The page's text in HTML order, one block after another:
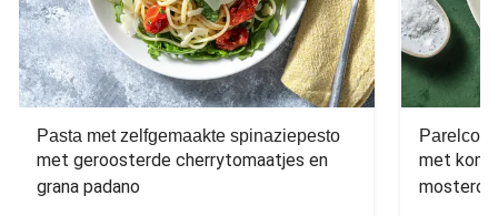
Pasta met zelfgemaakte spinaziepesto
met geroosterde cherrytomaatjes en
grana padano
met